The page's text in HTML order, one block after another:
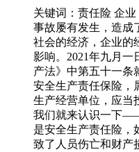
关键词：责任险 企
事故屡有发生，造成
社会的经济，企业的
影响。2021年九月一
产法》中第五十一条
安全生产责任保险，
生产经营单位，应当
我们就来认识一下
是安全生产责任险，
致了人员伤亡和财产